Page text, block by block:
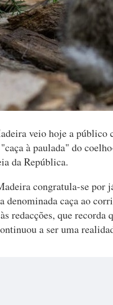
veio hoje a público
à paulada" do
da República.
congratula-se por
denominada caça ao
redacções, que recorda
a ser uma